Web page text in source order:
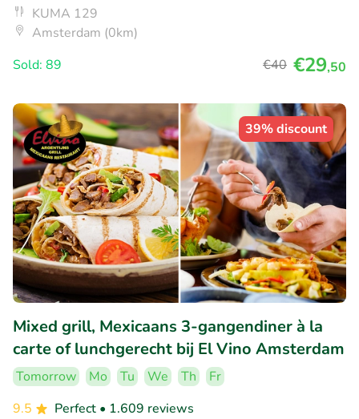
KUMA 129
Amsterdam (0km)
Sold: 89
€40 €29,50
39% discount
Mixed grill, Mexicaans 3-gangendiner à la
carte of lunchgerecht bij El Vino Amsterdam
Tomorrow Mo Tu We Th
Fr
9.5
Perfect • 1.609 reviews